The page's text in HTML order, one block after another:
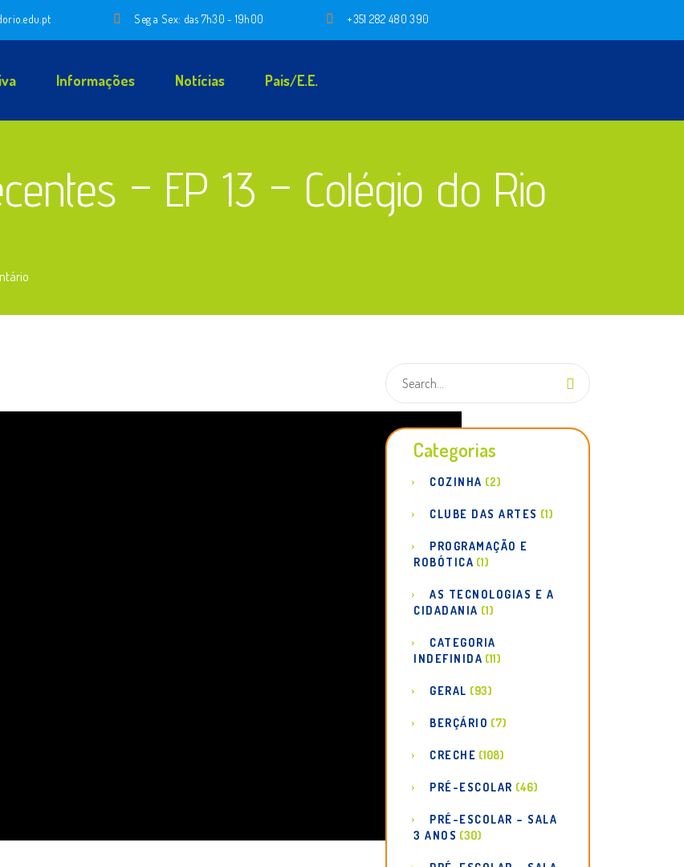
Seg a Sex: das 7h30 - 19h00 +351 282 480 390
Informações Notícias Pais/E.E.
– EP 13 – Colégio do Rio
Categorias
COZINHA (2)
CLUBE DAS ARTES (1)
PROGRAMAÇÃO E
ROBÓTICA (1)
AS TECNOLOGIAS E A
CIDADANIA (1)
CATEGORIA
INDEFINIDA (11)
GERAL (93)
BERÇÁRIO (7)
CRECHE (108)
PRÉ-ESCOLAR (46)
PRÉ-ESCOLAR – SALA
3 ANOS (30)